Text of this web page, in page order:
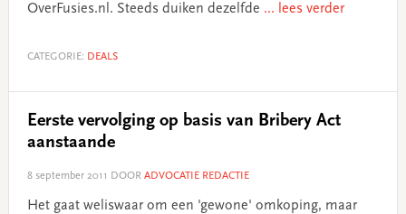
OverFusies.nl. Steeds duiken dezelfde ... lees verder
CATEGORIE: DEALS
Eerste vervolging op basis van Bribery Act
aanstaande
8 september 2011 DOOR ADVOCATIE REDACTIE
Het gaat weliswaar om een 'gewone' omkoping, maar